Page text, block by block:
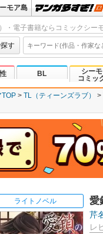
モア島
・電子書籍ならコミックシー
す
BL
シー
コミッ
TL（ティーンズラブ）
ライトノベル 愛
芹
レ